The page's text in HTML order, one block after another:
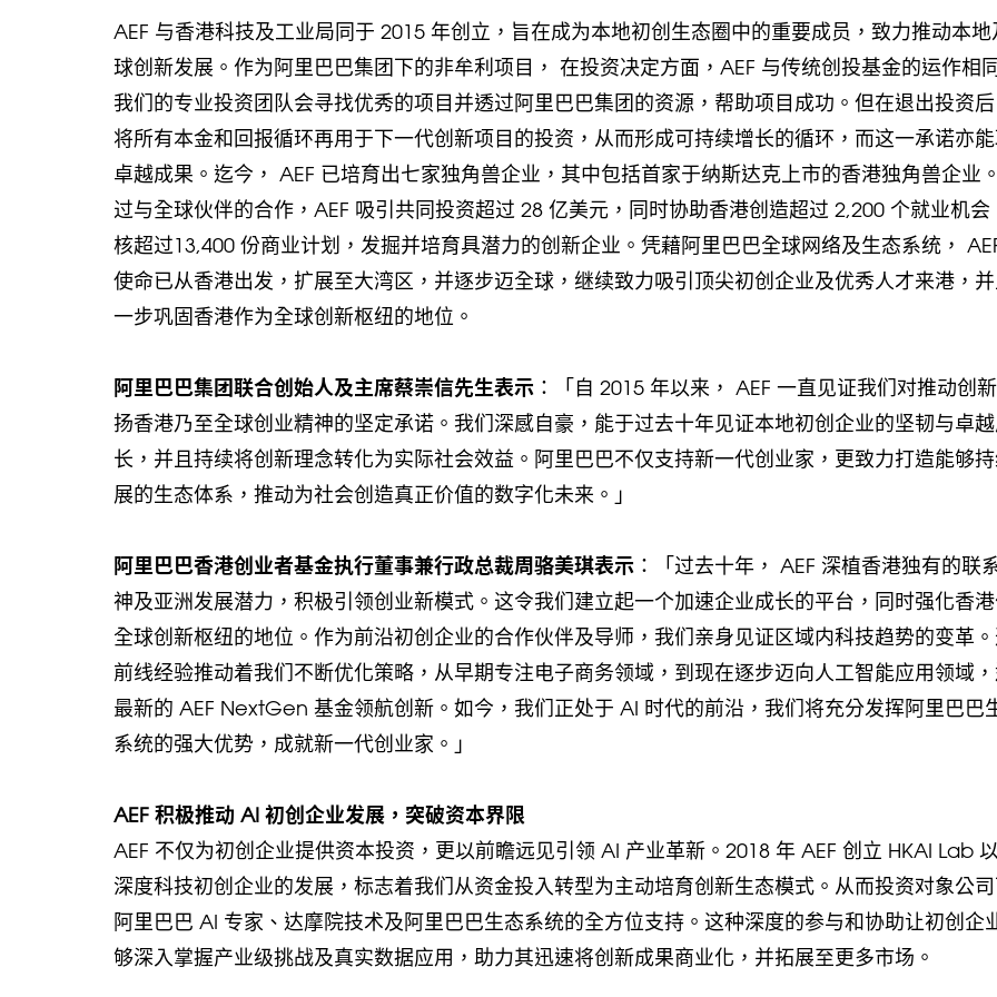
AEF 与香港科技及工业局同于 2015 年创立，旨在成为本地初创生态圈中的重要成员，致力推动本地
球创新发展。作为阿里巴巴集团下的非牟利项目， 在投资决定方面，AEF 与传统创投基金的运作相
我们的专业投资团队会寻找优秀的项目并透过阿里巴巴集团的资源，帮助项目成功。但在退出投资后
将所有本金和回报循环再用于下一代创新项目的投资，从而形成可持续增长的循环，而这一承诺亦
卓越成果。迄今， AEF 已培育出七家独角兽企业，其中包括首家于纳斯达克上市的香港独角兽企业
过与全球伙伴的合作，AEF 吸引共同投资超过 28 亿美元，同时协助香港创造超过 2,200 个就业机会
核超过13,400 份商业计划，发掘并培育具潜力的创新企业。凭藉阿里巴巴全球网络及生态系统，
使命已从香港出发，扩展至大湾区，并逐步迈全球，继续致力吸引顶尖初创企业及优秀人才来港，
一步巩固香港作为全球创新枢纽的地位。
阿里巴巴集团联合创始人及主席蔡崇信先生表示 ：「自 2015 年以来， AEF 一直见证我们对推动创
扬香港乃至全球创业精神的坚定承诺。我们深感自豪，能于过去十年见证本地初创企业的坚韧与卓
长，并且持续将创新理念转化为实际社会效益。阿里巴巴不仅支持新一代创业家，更致力打造能够
展的生态体系，推动为社会创造真正价值的数字化未来。」
阿里巴巴香港创业者基金执行董事兼行政总裁周骆美琪表示 ：「过去十年， AEF 深植香港独有的联
神及亚洲发展潜力，积极引领创业新模式。这令我们建立起一个加速企业成长的平台，同时强化香
全球创新枢纽的地位。作为前沿初创企业的合作伙伴及导师，我们亲身见证区域内科技趋势的变革
前线经验推动着我们不断优化策略，从早期专注电子商务领域，到现在逐步迈向人工智能应用领域
最新的 AEF NextGen 基金领航创新。如今，我们正处于 AI 时代的前沿，我们将充分发挥阿里巴巴
系统的强大优势，成就新一代创业家。」
AEF 积极推动 AI 初创企业发展，突破资本界限
AEF 不仅为初创企业提供资本投资，更以前瞻远见引领 AI 产业革新。2018 年 AEF 创立 HKAI Lab
深度科技初创企业的发展，标志着我们从资金投入转型为主动培育创新生态模式。从而投资对象公
阿里巴巴 AI 专家、达摩院技术及阿里巴巴生态系统的全方位支持。这种深度的参与和协助让初创企
够深入掌握产业级挑战及真实数据应用，助力其迅速将创新成果商业化，并拓展至更多市场。